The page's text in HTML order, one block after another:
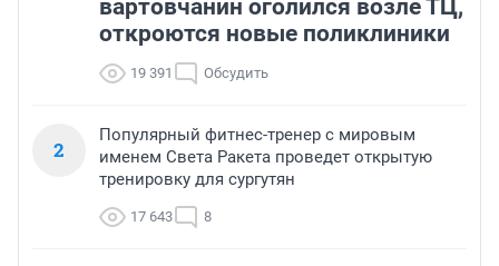
вартовчанин оголился возле ТЦ,
откроются новые поликлиники
19 391 Обсудить
2
Популярный фитнес-тренер с мировым
именем Света Ракета проведет открытую
тренировку для сургутян
17 643 8